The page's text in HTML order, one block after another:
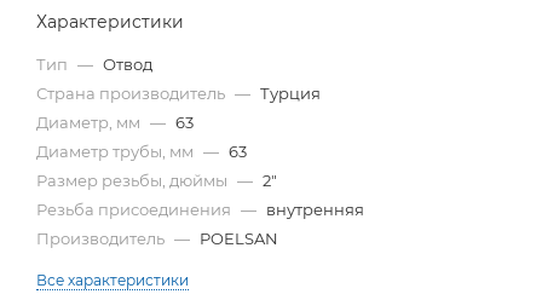
Характеристики
Тип — Отвод
Страна производитель — Турция
Диаметр, мм — 63
Диаметр трубы, мм — 63
Размер резьбы, дюймы — 2"
Резьба присоединения — внутренняя
Производитель — POELSAN
Все характеристики